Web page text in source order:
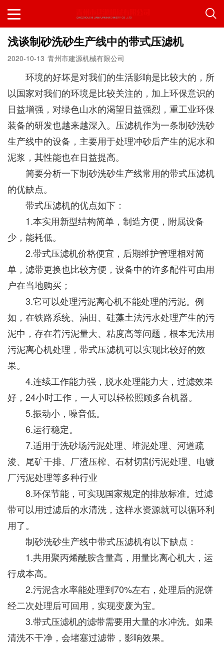
浅谈制砂洗砂生产线中的带式压滤机
2020-10-13 青州市建源机械有限公司
环境的好坏是对我们的生活影响是比较大的，所
以国家对我们的环境是比较关注的，加上环保意识的
日益增强，对绿色山水的渴望日益强烈，重工业环保
装备的研发也越来越深入。压滤机作为一条制砂洗砂
生产线中的设备，主要用于处理冲砂后产生的泥水和
泥浆，其性能也在日益提高。
简要分析一下制砂洗砂生产线常用的带式压滤机
的优缺点。
带式压滤机的优点如下：
1.本实用新型结构简单，制造方便，附属设备
少，能耗低。
2.带式压滤机价格便宜，后期维护管理相对简
单，滤带更换也比较方便，设备中的许多配件可由用
户在当地购买；
3.它可以处理污泥离心机不能处理的污泥。例
如，在铁路系统、油田、硅藻土法污水处理产生的污
泥中，存在着污泥量大、粘度高等问题，根本无法用
污泥离心机处理，带式压滤机可以实现比较好的效
果。
4.连续工作能力强，脱水处理能力大，过滤效果
好，24小时工作，一人可以轻松照顾多台机器。
5.振动小，噪音低。
6.运行稳定。
7.适用于洗砂场污泥处理、堆泥处理、河道疏
浚、尾矿干排、厂渣压榨、石材切割污泥处理、电镀
厂污泥处理等多种行业
8.环保节能，可实现国家规定的排放标准。过滤
带可以用过滤后的水清洗，这样水资源就可以循环利
用了。
制砂洗砂生产线中带式压滤机有以下缺点：
1.共用聚丙烯酰胺含量高，用量比离心机大，运
行成本高。
2.污泥含水率能处理到70%左右，处理后的泥饼
经二次处理后可回用，实现变废为宝。
3.带式压滤机的滤带需要用大量的水冲洗。如果
清洗不干净，会堵塞过滤带，影响效果。